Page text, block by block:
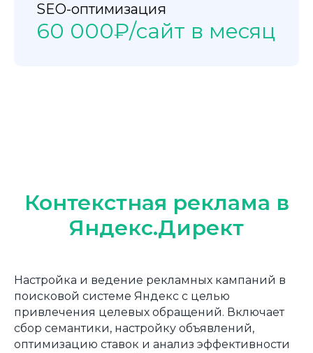
SEO-оптимизация
60 000₽/сайт в месяц
Контекстная реклама в
Яндекс.Директ
Настройка и ведение рекламных кампаний в
поисковой системе Яндекс с целью
привлечения целевых обращений. Включает
сбор семантики, настройку объявлений,
оптимизацию ставок и анализ эффективности